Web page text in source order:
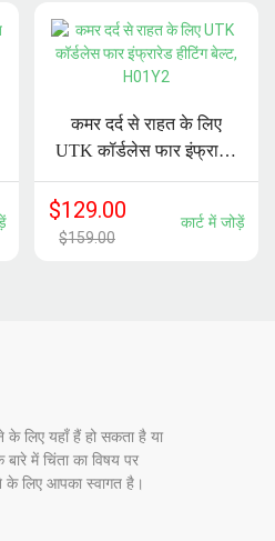
कमर दर्द से राहत के लिए
UTK कॉर्डलेस फार इंफ्रारेड
हीटिंग बेल्ट, H01Y2
$129.00
$159.00
कार्ट में जोड़ें
लिए यहाँ हैं हो सकता है या
बारे में चिंता का विषय पर
के लिए आपका स्वागत है।